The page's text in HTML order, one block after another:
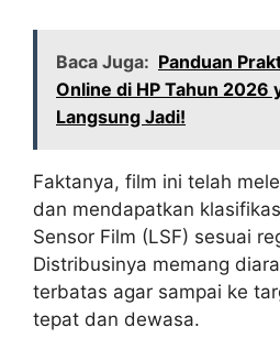
Baca Juga: Panduan
Online di HP Tahun 2026
Langsung Jadi!
Faktanya, film ini telah
dan mendapatkan
Sensor Film (LSF) sesuai
Distribusinya memang
terbatas agar sampai ke
tepat dan dewasa.